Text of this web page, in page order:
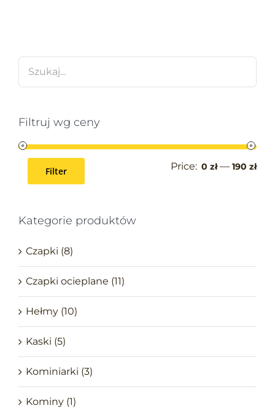
Filtruj wg ceny
Filter Price: 0 zł— 190 zł
Kategorie produktów
Czapki (8)
Czapki ocieplane (11)
Hełmy (10)
Kaski (5)
Kominiarki (3)
Kominy (1)